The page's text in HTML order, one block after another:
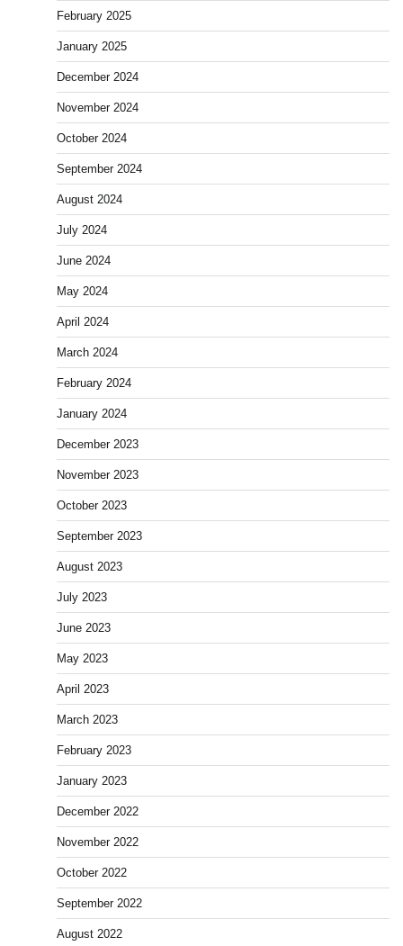
February 2025
January 2025
December 2024
November 2024
October 2024
September 2024
August 2024
July 2024
June 2024
May 2024
April 2024
March 2024
February 2024
January 2024
December 2023
November 2023
October 2023
September 2023
August 2023
July 2023
June 2023
May 2023
April 2023
March 2023
February 2023
January 2023
December 2022
November 2022
October 2022
September 2022
August 2022